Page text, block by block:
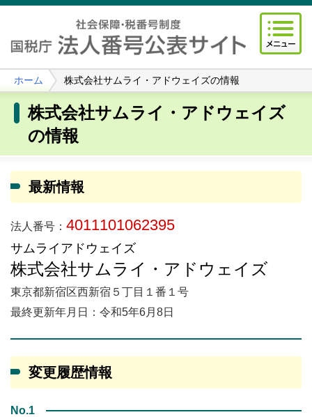
ホーム 株式会社サムライ・アドウェイズの情報
株式会社サムライ・アドウェイズ
の情報
最新情報
法人番号： 4011101062395
サムライアドウェイズ
株式会社サムライ・アドウェイズ
東京都新宿区西新宿５丁目１番１号
最終更新年月日：令和5年6月8日
変更履歴情報
No.1